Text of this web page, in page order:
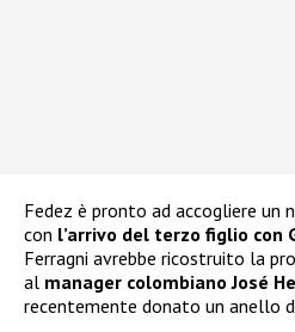
Fedez è pronto ad accogliere un
con l’arrivo del terzo figlio con
Ferragni avrebbe ricostruito la
al manager colombiano José
recentemente donato un anello